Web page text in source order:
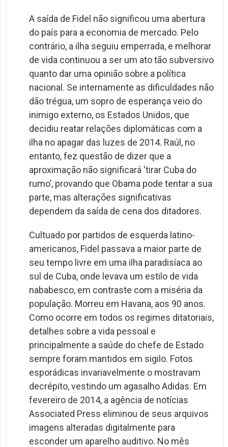
A saída de Fidel não significou uma abertura
do país para a economia de mercado. Pelo
contrário, a ilha seguiu emperrada, e melhorar
de vida continuou a ser um ato tão subversivo
quanto dar uma opinião sobre a política
nacional. Se internamente as dificuldades não
dão trégua, um sopro de esperança veio do
inimigo externo, os Estados Unidos, que
decidiu reatar relações diplomáticas com a
ilha no apagar das luzes de 2014. Raúl, no
entanto, fez questão de dizer que a
aproximação não significará ‘tirar Cuba do
rumo’, provando que Obama pode tentar a sua
parte, mas alterações significativas
dependem da saída de cena dos ditadores.
Cultuado por partidos de esquerda latino-
americanos, Fidel passava a maior parte de
seu tempo livre em uma ilha paradisíaca ao
sul de Cuba, onde levava um estilo de vida
nababesco, em contraste com a miséria da
população. Morreu em Havana, aos 90 anos.
Como ocorre em todos os regimes ditatoriais,
detalhes sobre a vida pessoal e
principalmente a saúde do chefe de Estado
sempre foram mantidos em sigilo. Fotos
esporádicas invariavelmente o mostravam
decrépito, vestindo um agasalho Adidas. Em
fevereiro de 2014, a agência de notícias
Associated Press eliminou de seus arquivos
imagens alteradas digitalmente para
esconder um aparelho auditivo. No mês